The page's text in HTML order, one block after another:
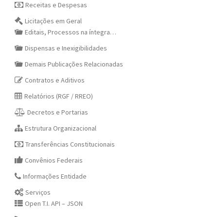
Receitas e Despesas
Licitações em Geral
Editais, Processos na íntegra…
Dispensas e Inexigibilidades
Demais Publicações Relacionadas
Contratos e Aditivos
Relatórios (RGF / RREO)
Decretos e Portarias
Estrutura Organizacional
Transferências Constitucionais
Convênios Federais
Informações Entidade
Serviços
Open T.I. API – JSON